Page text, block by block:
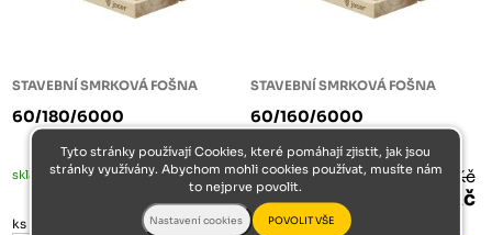
STAVEBNÍ SMRKOVÁ FOŠNA
60/180/6000
skladem 902 Kč
812 Kč
ks
STAVEBNÍ SMRKOVÁ FOŠNA
60/160/6000
skladem 802 Kč
721 Kč
ks
Tyto stránky používají Cookies, které pomáhají zjistit, jak jsou
stránky využívány. Abychom mohli cookies používat, musíte nám
to nejprve povolit.